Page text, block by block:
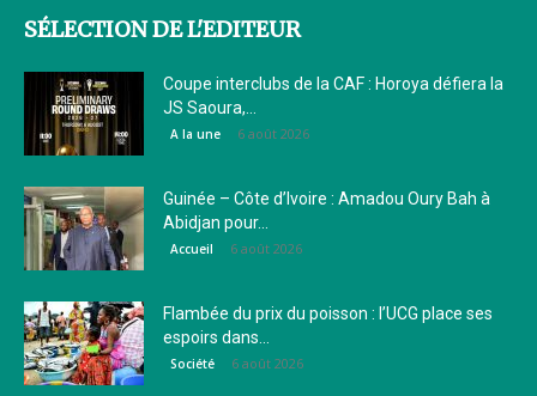
SÉLECTION DE L'EDITEUR
Coupe interclubs de la CAF : Horoya défiera la
JS Saoura,...
A la une 6 août 2026
Guinée – Côte d’Ivoire : Amadou Oury Bah à
Abidjan pour...
Accueil 6 août 2026
Flambée du prix du poisson : l’UCG place ses
espoirs dans...
Société 6 août 2026